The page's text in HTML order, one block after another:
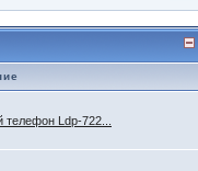
Ldp-722...